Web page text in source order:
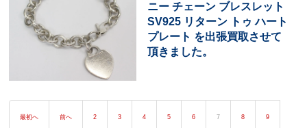
ニー チェーン ブレスレット
SV925 リターン トゥ ハート
プレート を出張買取させて
頂きました。
最初へ 前へ 2 3 4 5 6 7 8 9